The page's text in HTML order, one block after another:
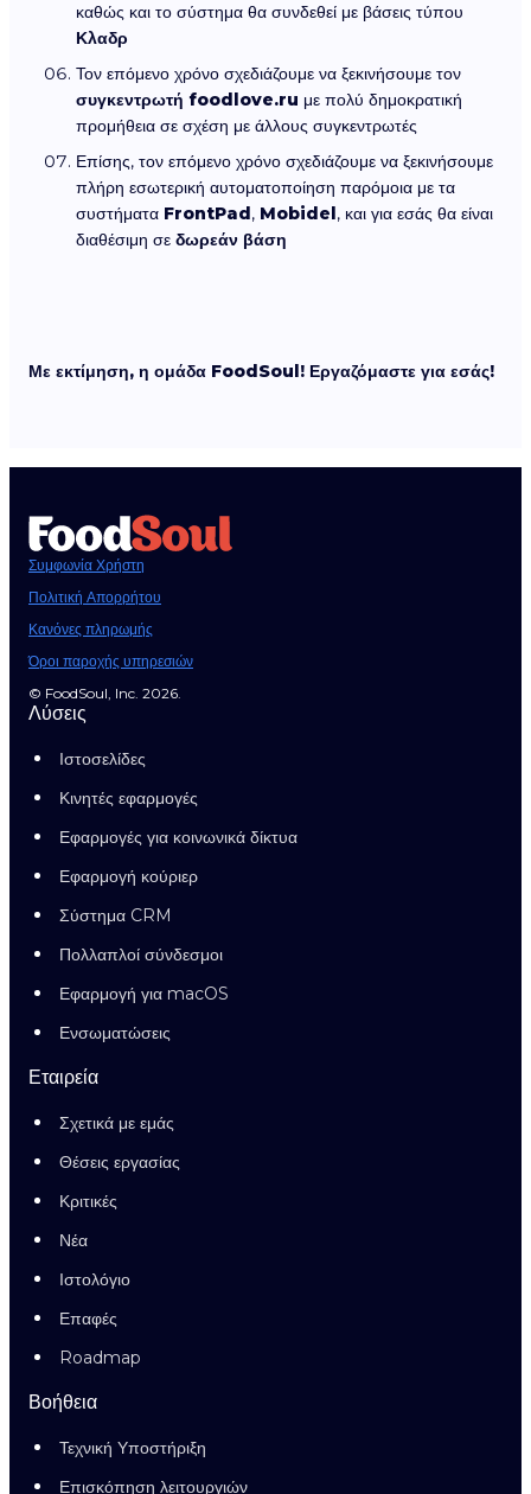
καθώς και το σύστημα θα συνδεθεί με βάσεις τύπου
Κλαδρ
Τον επόμενο χρόνο σχεδιάζουμε να ξεκινήσουμε τον
συγκεντρωτή foodlove.ru με πολύ δημοκρατική
προμήθεια σε σχέση με άλλους συγκεντρωτές
Επίσης, τον επόμενο χρόνο σχεδιάζουμε να ξεκινήσουμε
πλήρη εσωτερική αυτοματοποίηση παρόμοια με τα
συστήματα FrontPad, Mobidel, και για εσάς θα είναι
διαθέσιμη σε δωρεάν βάση
Με εκτίμηση, η ομάδα FoodSoul! Εργαζόμαστε για εσάς!
Συμφωνία Χρήστη
Πολιτική Απορρήτου
Κανόνες πληρωμής
Όροι παροχής υπηρεσιών
© FoodSoul, Inc. 2026.
Λύσεις
Ιστοσελίδες
Κινητές εφαρμογές
Εφαρμογές για κοινωνικά δίκτυα
Εφαρμογή κούριερ
Σύστημα CRM
Πολλαπλοί σύνδεσμοι
Εφαρμογή για macOS
Ενσωματώσεις
Εταιρεία
Σχετικά με εμάς
Θέσεις εργασίας
Κριτικές
Νέα
Ιστολόγιο
Επαφές
Roadmap
Βοήθεια
Τεχνική Υποστήριξη
Επισκόπηση λειτουργιών